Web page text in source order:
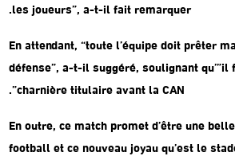
les joueurs”, a-t-il fait remarquer.
En attendant, “toute l’équipe doit prêter
défense”, a-t-il suggéré, soulignant
charnière titulaire avant la CAN”.
En outre, ce match promet d’être une
football et ce nouveau joyau qu’est le